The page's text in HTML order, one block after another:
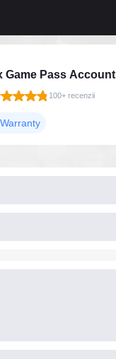
Game Pass Account
100+ recenzii